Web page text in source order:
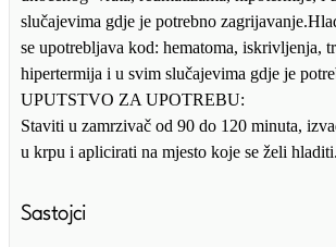
slučajevima gdje je potrebno
se upotrebljava kod: hematoma, iskrivljenja,
hipertermija i u svim slučajevima gdje je
UPUTSTVO ZA UPOTREBU:
Staviti u zamrzivač od 90 do 120 minuta,
u krpu i aplicirati na mjesto koje se želi hladiti.
Sastojci